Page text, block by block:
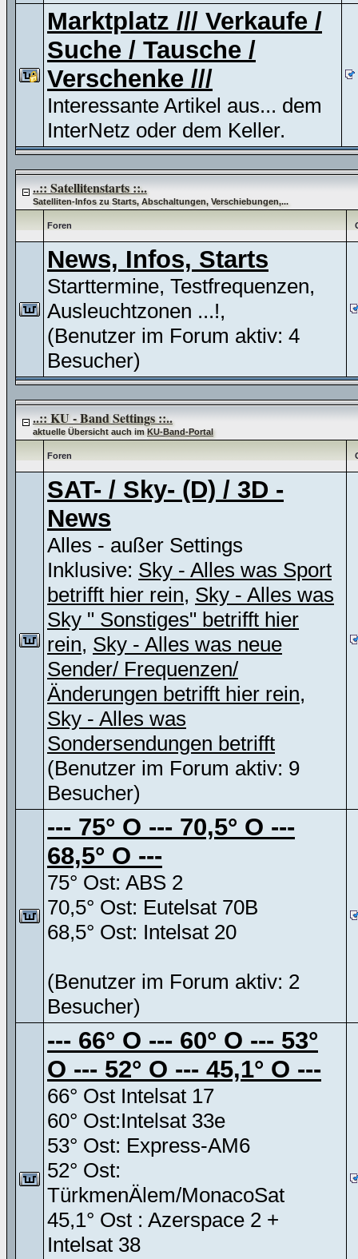
Marktplatz /// Verkaufe /
Suche / Tausche /
Verschenke ///
Interessante Artikel aus... dem
InterNetz oder dem Keller.
..:: Satellitenstarts ::..
Satelliten-Infos zu Starts, Abschaltungen, Verschiebungen,...
Foren
News, Infos, Starts
Starttermine, Testfrequenzen,
Ausleuchtzonen ...!,
(Benutzer im Forum aktiv: 4
Besucher)
..:: KU - Band Settings ::..
aktuelle Übersicht auch imKU-Band-Portal
Foren
SAT- / Sky- (D) / 3D -
News
Alles - außer Settings
Inklusive: Sky - Alles was Sport
betrifft hier rein, Sky - Alles was
Sky " Sonstiges" betrifft hier
rein, Sky - Alles was neue
Sender/ Frequenzen/
Änderungen betrifft hier rein,
Sky - Alles was
Sondersendungen betrifft
(Benutzer im Forum aktiv: 9
Besucher)
--- 75° O --- 70,5° O ---
68,5° O ---
75° Ost: ABS 2
70,5° Ost: Eutelsat 70B
68,5° Ost: Intelsat 20
(Benutzer im Forum aktiv: 2
Besucher)
--- 66° O --- 60° O --- 53°
O --- 52° O --- 45,1° O ---
66° Ost Intelsat 17
60° Ost:Intelsat 33e
53° Ost: Express-AM6
52° Ost:
TürkmenÄlem/MonacoSat
45,1° Ost : Azerspace 2 +
Intelsat 38